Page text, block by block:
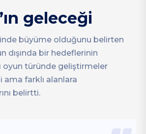
geleceği
büyüme olduğunu belirten
dışında bir hedeflerinin
oyun türünde geliştirmeler
farklı alanlara
belirtti.